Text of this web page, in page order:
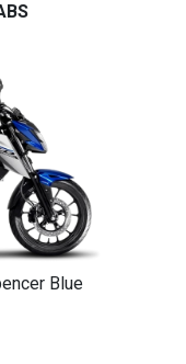
Blue